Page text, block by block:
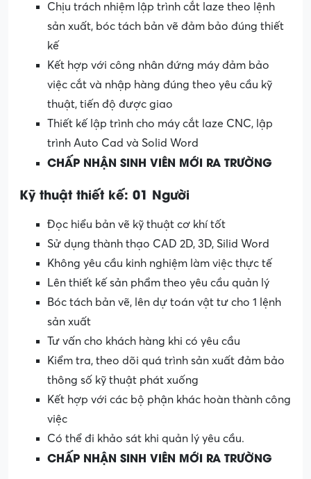
Chịu trách nhiệm lập trình cắt laze theo lệnh
sản xuất, bóc tách bản vẽ đảm bảo đúng thiết
kế
Kết hợp với công nhân đứng máy đảm bảo
việc cắt và nhập hàng đúng theo yêu cầu kỹ
thuật, tiến độ được giao
Thiết kế lập trình cho máy cắt laze CNC, lập
trình Auto Cad và Solid Word
CHẤP NHẬN SINH VIÊN MỚI RA TRƯỜNG
Kỹ thuật thiết kế: 01 Người
Đọc hiểu bản vẽ kỹ thuật cơ khí tốt
Sử dụng thành thạo CAD 2D, 3D, Silid Word
Không yêu cầu kinh nghiệm làm việc thực tế
Lên thiết kế sản phẩm theo yêu cầu quản lý
Bóc tách bản vẽ, lên dự toán vật tư cho 1 lệnh
sản xuất
Tư vấn cho khách hàng khi có yêu cầu
Kiểm tra, theo dõi quá trình sản xuất đảm bảo
thông số kỹ thuật phát xuống
Kết hợp với các bộ phận khác hoàn thành công
việc
Có thể đi khảo sát khi quản lý yêu cầu.
CHẤP NHẬN SINH VIÊN MỚI RA TRƯỜNG